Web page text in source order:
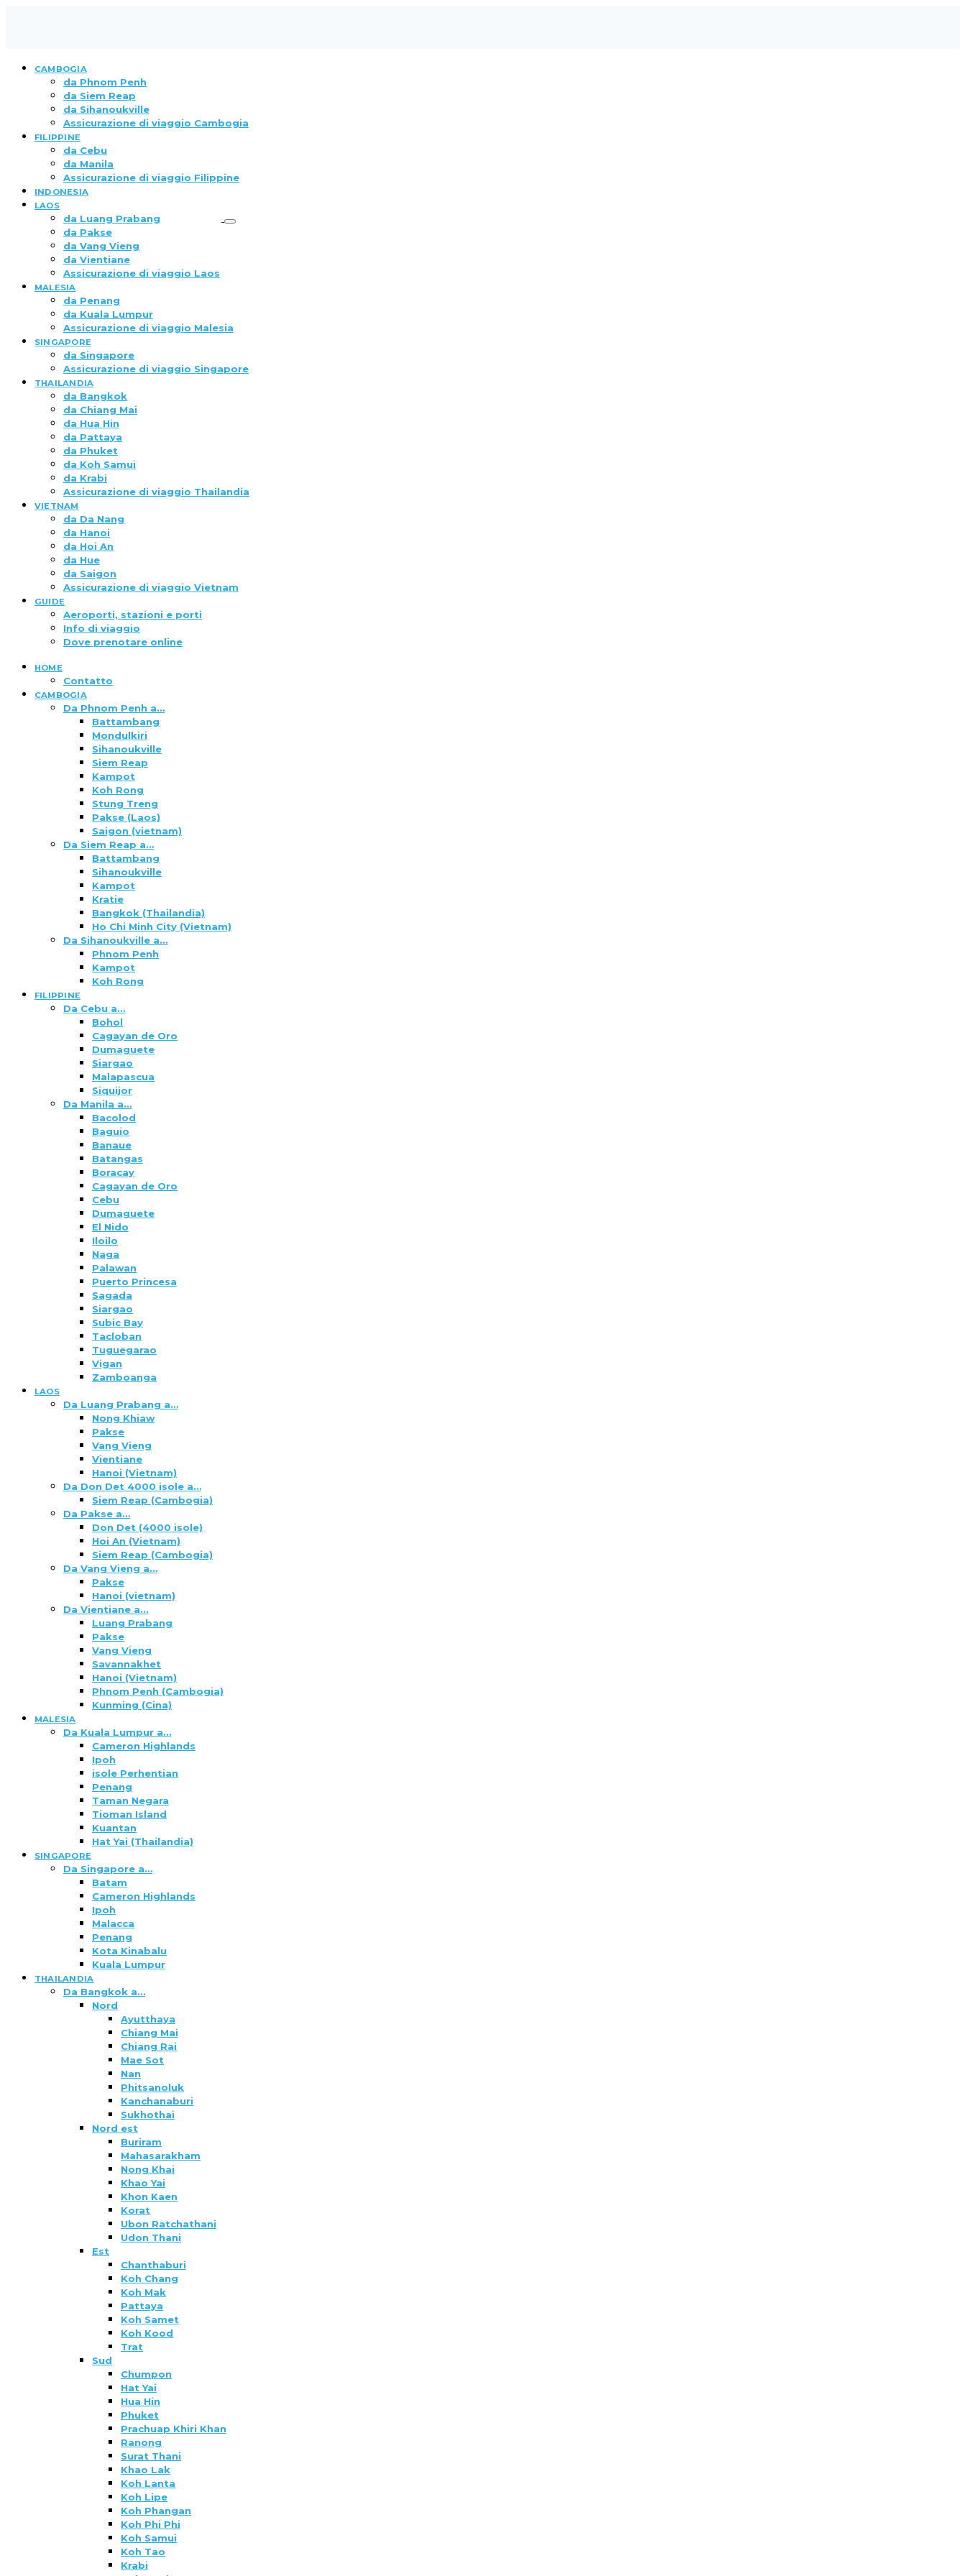
CAMBOGIA
da Phnom Penh
da Siem Reap
da Sihanoukville
Assicurazione di viaggio Cambogia
FILIPPINE
da Cebu
da Manila
Assicurazione di viaggio Filippine
INDONESIA
LAOS
da Luang Prabang
da Pakse
da Vang Vieng
da Vientiane
Assicurazione di viaggio Laos
MALESIA
da Penang
da Kuala Lumpur
Assicurazione di viaggio Malesia
SINGAPORE
da Singapore
Assicurazione di viaggio Singapore
THAILANDIA
da Bangkok
da Chiang Mai
da Hua Hin
da Pattaya
da Phuket
da Koh Samui
da Krabi
Assicurazione di viaggio Thailandia
VIETNAM
da Da Nang
da Hanoi
da Hoi An
da Hue
da Saigon
Assicurazione di viaggio Vietnam
GUIDE
Aeroporti, stazioni e porti
Info di viaggio
Dove prenotare online
HOME
Contatto
CAMBOGIA
Da Phnom Penh a…
Battambang
Mondulkiri
Sihanoukville
Siem Reap
Kampot
Koh Rong
Stung Treng
Pakse (Laos)
Saigon (vietnam)
Da Siem Reap a…
Battambang
Sihanoukville
Kampot
Kratie
Bangkok (Thailandia)
Ho Chi Minh City (Vietnam)
Da Sihanoukville a…
Phnom Penh
Kampot
Koh Rong
FILIPPINE
Da Cebu a…
Bohol
Cagayan de Oro
Dumaguete
Siargao
Malapascua
Siquijor
Da Manila a…
Bacolod
Baguio
Banaue
Batangas
Boracay
Cagayan de Oro
Cebu
Dumaguete
El Nido
Iloilo
Naga
Palawan
Puerto Princesa
Sagada
Siargao
Subic Bay
Tacloban
Tuguegarao
Vigan
Zamboanga
LAOS
Da Luang Prabang a…
Nong Khiaw
Pakse
Vang Vieng
Vientiane
Hanoi (Vietnam)
Da Don Det 4000 isole a…
Siem Reap (Cambogia)
Da Pakse a…
Don Det (4000 isole)
Hoi An (Vietnam)
Siem Reap (Cambogia)
Da Vang Vieng a…
Pakse
Hanoi (vietnam)
Da Vientiane a…
Luang Prabang
Pakse
Vang Vieng
Savannakhet
Hanoi (Vietnam)
Phnom Penh (Cambogia)
Kunming (Cina)
MALESIA
Da Kuala Lumpur a…
Cameron Highlands
Ipoh
isole Perhentian
Penang
Taman Negara
Tioman Island
Kuantan
Hat Yai (Thailandia)
SINGAPORE
Da Singapore a…
Batam
Cameron Highlands
Ipoh
Malacca
Penang
Kota Kinabalu
Kuala Lumpur
THAILANDIA
Da Bangkok a…
Nord
Ayutthaya
Chiang Mai
Chiang Rai
Mae Sot
Nan
Phitsanoluk
Kanchanaburi
Sukhothai
Nord est
Buriram
Mahasarakham
Nong Khai
Khao Yai
Khon Kaen
Korat
Ubon Ratchathani
Udon Thani
Est
Chanthaburi
Koh Chang
Koh Mak
Pattaya
Koh Samet
Koh Kood
Trat
Sud
Chumpon
Hat Yai
Hua Hin
Phuket
Prachuap Khiri Khan
Ranong
Surat Thani
Khao Lak
Koh Lanta
Koh Lipe
Koh Phangan
Koh Phi Phi
Koh Samui
Koh Tao
Krabi